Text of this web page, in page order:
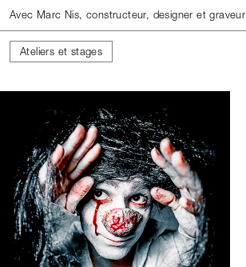
Avec Marc Nis, constructeur, designer et graveur
Ateliers et stages